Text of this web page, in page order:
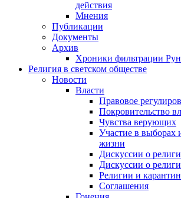
действия
Мнения
Публикации
Документы
Архив
Хроники фильтрации
Религия в светском обществе
Новости
Власти
Правовое
Покровительство
Чувства верующих
Участие в выборах
жизни
Дискуссии о
Дискуссии о
Религии и карантин
Соглашения